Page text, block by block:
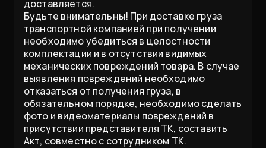
доставляется.
Будьте внимательны! При доставке груза
транспортной компанией при получении
необходимо убедиться в целостности
комплектации и в отсутствии видимых
механических повреждений товара. В случае
выявления повреждений необходимо
отказаться от получения груза, в
обязательном порядке, необходимо сделать
фото и видеоматериалы повреждений в
присутствии представителя ТК, составить
Акт, совместно с сотрудником ТК.